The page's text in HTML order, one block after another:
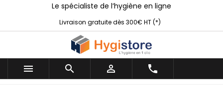
Le spécialiste de l’hygiène en ligne
Livraison gratuite dès 300€ HT (*)
   